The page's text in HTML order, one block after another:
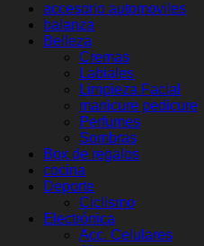
accesorio automoviles
balanza
Belleza
Cremas
Labiales
Limpieza Facial
manicure pedicure
Perfumes
Sombras
Box de regalos
cocina
Deporte
Ciclismo
Electrónica
Acc. Celulares